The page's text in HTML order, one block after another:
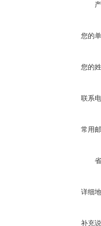
您的
您的
联系
常用
详细
补充